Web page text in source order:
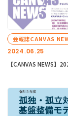
2024.06.25
会報誌CANVAS
【CANVAS NEWS】